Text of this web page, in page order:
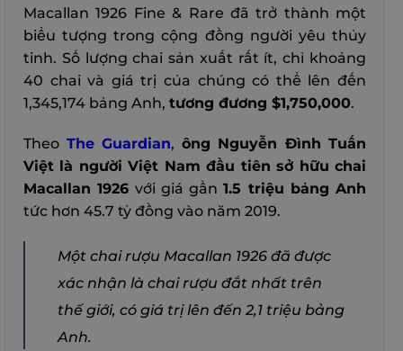
Macallan 1926 Fine & Rare đã trở thành một
biểu tượng trong cộng đồng người yêu thủy
tinh. Số lượng chai sản xuất rất ít, chỉ khoảng
40 chai và giá trị của chúng có thể lên đến
1,345,174 bảng Anh, tương đương $1,750,000.
Theo The Guardian, ông Nguyễn Đình Tuấn
Việt là người Việt Nam đầu tiên sở hữu chai
Macallan 1926 với giá gần1.5 triệu bảng Anh
tức hơn 45.7 tỷ đồng vào năm 2019.
Một chai rượu Macallan 1926 đã được
xác nhận là chai rượu đắt nhất trên
thế giới, có giá trị lên đến 2,1 triệu bảng
Anh.